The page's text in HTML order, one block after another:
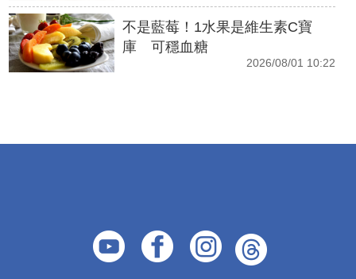
不是藍莓！1水果是維生素C寶
庫 可穩血糖
2026/08/01 10:22